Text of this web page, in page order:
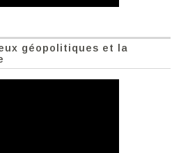
géopolitiques et la